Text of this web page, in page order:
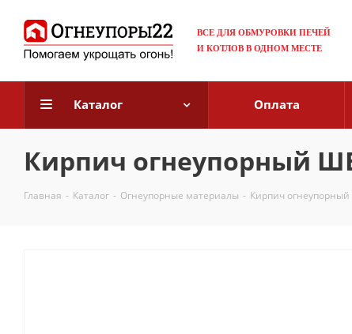
ВСЕ ДЛЯ ОБМУРОВКИ ПЕЧЕЙ
И КОТЛОВ В ОДНОМ МЕСТЕ
Каталог Оплата
Кирпич огнеупорный
Главная - Каталог - Огнеупорные материалы - Кирпич